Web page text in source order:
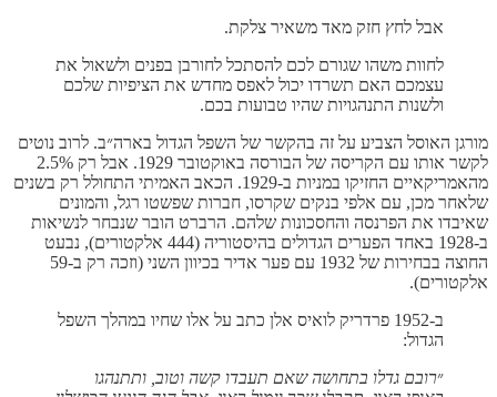
אבל לחץ חזק מאד משאיר צלקת.
לחוות משהו שגורם לכם להסתכל לחורבן בפנים ולשאול את
עצמכם האם תשרדו יכול לאפס מחדש את הציפיות שלכם
ולשנות התנהגויות שהיו טבועות בכם.
מורגן האוסל הצביע על זה בהקשר של השפל הגדול בארה״ב. לרוב נוטים
לקשר אותו עם הקריסה של הבורסה באוקטובר 1929. אבל רק 2.5%
מהאמריקאיים החזיקו במניות ב-1929. הכאב האמיתי התחולל רק בשנים
שלאחר מכן, עם אלפי בנקים שקרסו, חברות שפשטו רגל, והמונים
שאיבדו את הפרנסה והחסכונות שלהם. הרברט הובר שנבחר לנשיאות
ב-1928 באחד הפערים הגדולים בהיסטוריה (444 אלקטורים), נבעט
החוצה בבחירות של 1932 עם פער אדיר בכיוון השני (וזכה רק ב-59
אלקטורים).
ב-1952 פרדריק לואיס אלן כתב על אלו שחיו במהלך השפל
הגדול:
״רובם גדלו בתחושה שאם תעבדו קשה וטוב, ותתנהגו